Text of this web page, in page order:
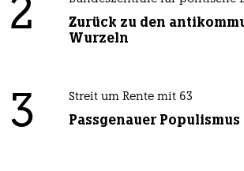
2
Zurück zu den
Wurzeln
3 Streit um Rente mit 63
Passgenauer Populismus